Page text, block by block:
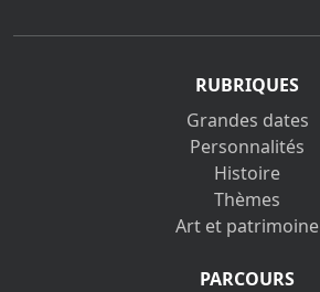
RUBRIQUES
Grandes dates
Personnalités
Histoire
Thèmes
Art et patrimoine
PARCOURS